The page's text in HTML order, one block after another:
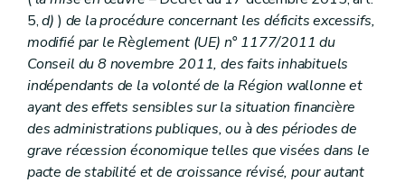
5,d) ) de la procédure concernant les déficits excessifs,
modifié par le Règlement (UE) n° 1177/2011 du
Conseil du 8 novembre 2011, des faits inhabituels
indépendants de la volonté de la Région wallonne et
ayant des effets sensibles sur la situation financière
des administrations publiques, ou à des périodes de
grave récession économique telles que visées dans le
pacte de stabilité et de croissance révisé, pour autant